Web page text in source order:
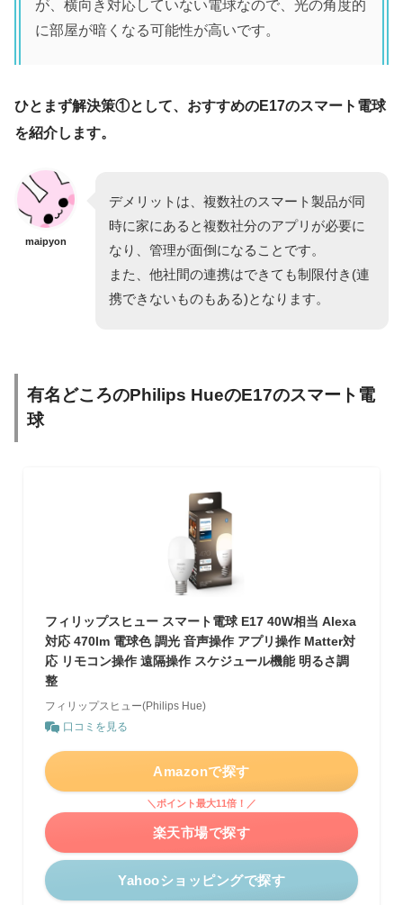
が、横向き対応していない電球なので、光の角度的
に部屋が暗くなる可能性が高いです。
ひとまず解決策①として、おすすめのE17のスマート電球
を紹介します。
maipyon
デメリットは、複数社のスマート製品が同
時に家にあると複数社分のアプリが必要に
なり、管理が面倒になることです。
また、他社間の連携はできても制限付き(連
携できないものもある)となります。
有名どころのPhilips HueのE17のスマート電
球
フィリップスヒュー スマート電球 E17 40W相当 Alexa
対応 470lm 電球色 調光 音声操作 アプリ操作 Matter対
応 リモコン操作 遠隔操作 スケジュール機能 明るさ調
整
フィリップスヒュー(Philips Hue)
口コミを見る
Amazonで探す
＼ポイント最大11倍！／
楽天市場で探す
Yahooショッピングで探す